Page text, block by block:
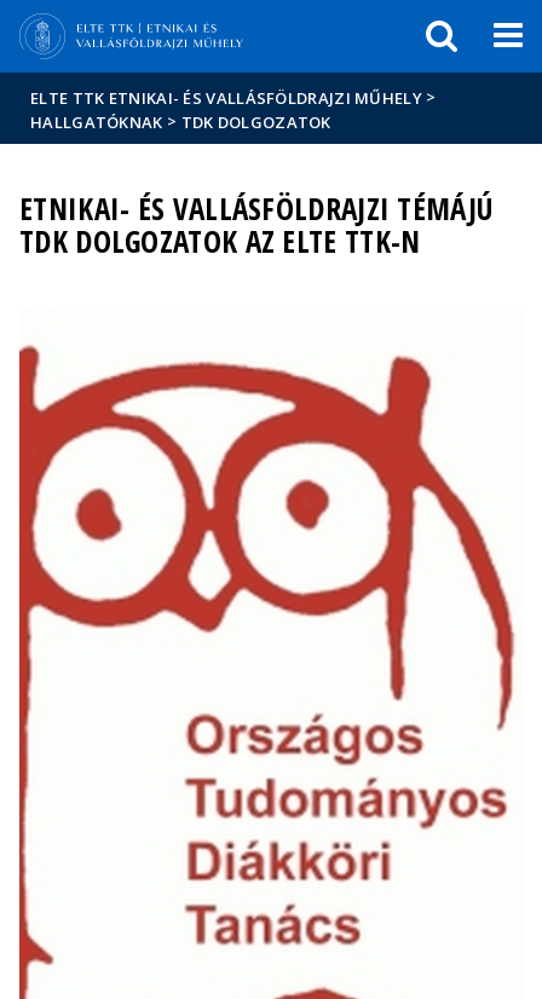
Események
sajtóban
ELTE TTK ETNIKAI- ÉS VALLÁSFÖLDRAJZI MŰHELY >
HALLGATÓKNAK > TDK DOLGOZATOK
ETNIKAI- ÉS VALLÁSFÖLDRAJZI TÉMÁJÚ
TDK DOLGOZATOK AZ ELTE TTK-N